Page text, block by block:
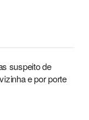
suspeito de
e por porte